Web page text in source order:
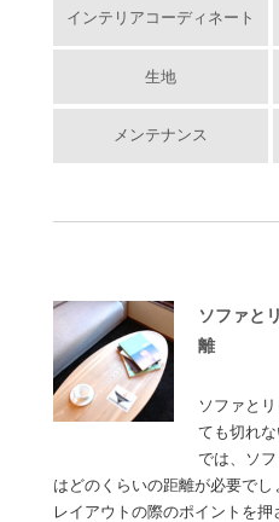
インテリアコーディネート
生地
メンテナンス
ソファと
離
ソファと
ても切れな
では、ソ
はどのくらいの距離が必要でし
レイアウトの際のポイントを